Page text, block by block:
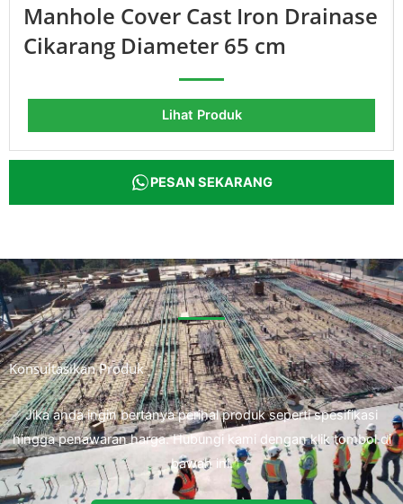
Manhole Cover Cast Iron Drainase
Cikarang Diameter 65 cm
Lihat Produk
PESAN SEKARANG
Konsultasikan Produk
Jika anda ingin bertanya perihal produk seperti spesifikasi
hingga penawaran harga. Hubungi kami dengan klik tombol di
bawah ini.